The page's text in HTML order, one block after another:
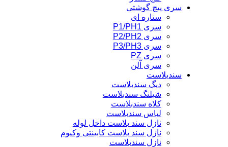
سری پیچ گوشتی
ستاره ای
سری P1/PH1
سری P2/PH2
سری P3/PH3
سری PZ
سری آلن
سندبلاست
دیگ سندبلاست
شیلنگ سندبلاست
کلاه سندبلاست
لباس سندبلاست
نازل سند بلاست داخل لوله
نازل سند بلاست کابینتی وکیوم
نازل سندبلاست